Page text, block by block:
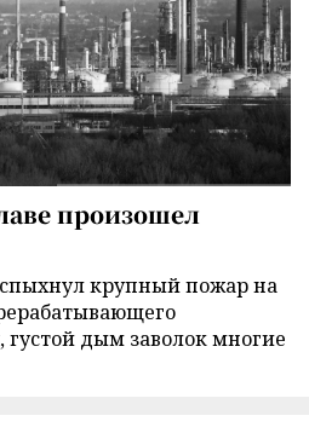
произошел
крупный пожар на
дым заволок многие